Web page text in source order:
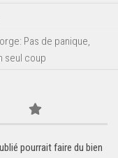
Pas de panique,
seul coup
pourrait faire du bien